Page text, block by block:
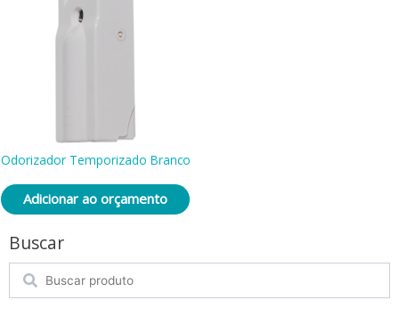
Buscar
Search
Odorizador Temporizado Branco
Adicionar ao orçamento